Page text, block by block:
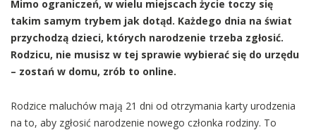
Mimo ograniczeń, w wielu miejscach życie toczy się
takim samym trybem jak dotąd. Każdego dnia na świat
przychodzą dzieci, których narodzenie trzeba zgłosić.
Rodzicu, nie musisz w tej sprawie wybierać się do urzędu
– zostań w domu, zrób to online.
Rodzice maluchów mają 21 dni od otrzymania karty urodzenia
na to, aby zgłosić narodzenie nowego członka rodziny. To